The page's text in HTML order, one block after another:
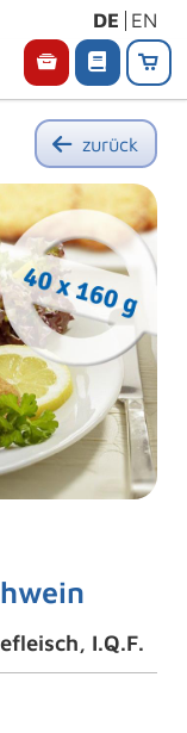
DE EN
zurück
I.Q.F.